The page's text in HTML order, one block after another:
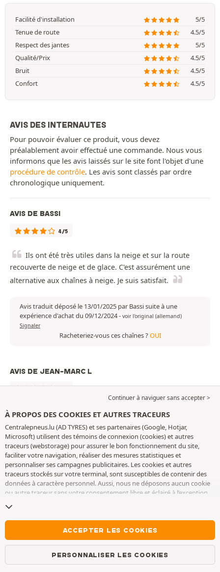
Facilité d'installation
5/5
Tenue de route
4.5/5
Respect des jantes
5/5
Qualité/Prix
4.5/5
Bruit
4.5/5
Confort
4.5/5
AVIS DES INTERNAUTES
Pour pouvoir évaluer ce produit, vous devez
préalablement avoir effectué une commande. Nous vous
informons que les avis laissés sur le site font l'objet d'une
procédure de contrôle. Les avis sont classés par ordre
chronologique uniquement.
AVIS DE BASSI
4/5
Ils ont été très utiles dans la neige et sur la route
recouverte de neige et de glace. C'est assurément une
alternative aux chaînes à neige. Je suis satisfait.
Avis traduit déposé le 13/01/2025 par Bassi suite à une
expérience d'achat du 09/12/2024- voir l'original (allemand)
Signaler
Racheteriez-vous ces chaînes ?OUI
AVIS DE JEAN-MARC L
Choix, commande et livraison sans problème. Pas
encore testé sur la neige. Bonne qualité du produit. Merci.
Avis déposé le 17/12/2024 par Jean-marc L suite à une
expérience d'achat du 15/11/2024
Signaler
Racheteriez-vous ces chaînes ?OUI
4/5
Continuer à naviguer sans accepter >
À PROPOS DES COOKIES ET AUTRES TRACEURS
Centralepneus.lu (AD TYRES) et ses partenaires (Google, Hotjar,
Microsoft) utilisent des témoins de connexion (cookies) et autres
traceurs (webstorage) pour assurer le bon fonctionnement du site,
faciliter votre navigation, réaliser des mesures statistiques et
personnaliser ses campagnes publicitaires. Les cookies et autres
traceurs stockés sur votre terminal, sont susceptibles de contenir des
données à caractère personnel. Aussi, nous ne déposons aucun cookie
ou autre traceur sans votre consentement libre et éclairé à l’exception
conservons votre choix pendant 6 mois. Vous pouvez retirer votre
consentement à tout moment en vous rendant sur lapage cookies et
. Vous pouvez choisir de continuer à naviguer sans
accepter le dépôt de cookies ou autres traceurs. Le refus ne fait pas
obstacle à l’accès aux services AD TYRES. Pour plus d’informations, nous
vous invitons à consulterla page cookies et autres traceurs
ACCEPTER LES COOKIES
PERSONNALISER LES COOKIES